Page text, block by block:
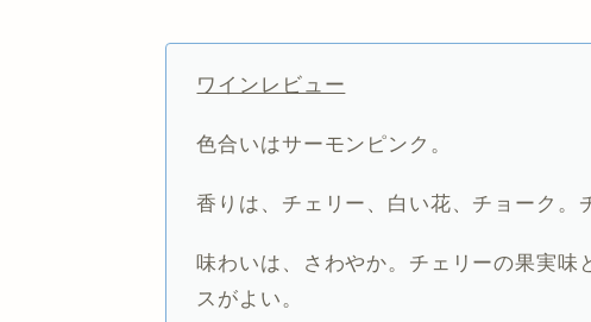
ワインレビュー
色合いはサーモンピンク。
香りは、チェリー、白い花、チョーク。
味わいは、さわやか。チェリーの果実味
スがよい。